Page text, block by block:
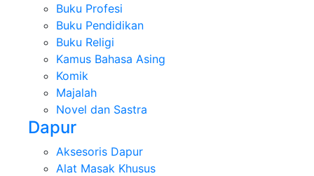
Buku Profesi
Buku Pendidikan
Buku Religi
Kamus Bahasa Asing
Komik
Majalah
Novel dan Sastra
Dapur
Aksesoris Dapur
Alat Masak Khusus